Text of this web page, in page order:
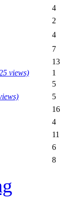
4
2
4
7
13
views)
1
5
5
16
4
11
6
8